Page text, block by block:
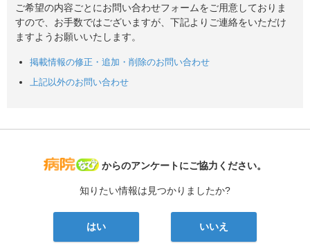
ご希望の内容ごとにお問い合わせフォームをご用意しておりま
すので、お手数ではございますが、下記よりご連絡をいただけ
ますようお願いいたします。
掲載情報の修正・追加・削除のお問い合わせ
上記以外のお問い合わせ
病院なび
からのアンケートにご協力ください。
知りたい情報は見つかりましたか?
はい いいえ